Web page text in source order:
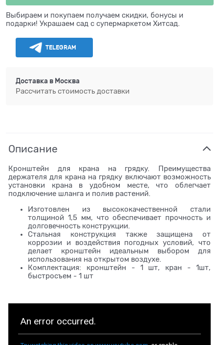
Выбираем и покупаем получаем скидки, бонусы и
подарки! Украшаем сад с супермаркетом Хитсад.
TELEGRAM
Доставка в Москва
Рассчитать стоимость доставки
Описание
Кронштейн для крана на грядку. Преимущества
держателя для крана на грядку включают возможность
установки крана в удобном месте, что облегчает
подключение шланга и полив растений.
Изготовлен из высококачественной стали
толщиной 1,5 мм, что обеспечивает прочность и
долговечность конструкции.
Стальная конструкция также защищена от
коррозии и воздействия погодных условий, что
делает кронштейн идеальным выбором для
использования на открытом воздухе.
Комплектация: кронштейн - 1 шт, кран - 1шт,
быстросъем - 1 шт